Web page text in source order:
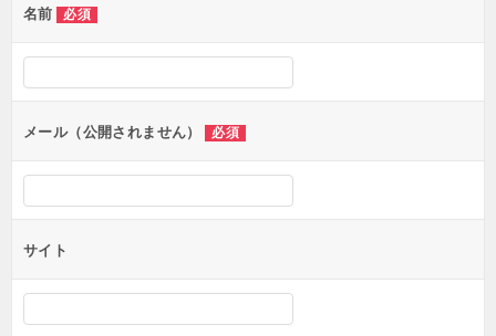
名前 必須
メール（公開されません） 必須
サイト